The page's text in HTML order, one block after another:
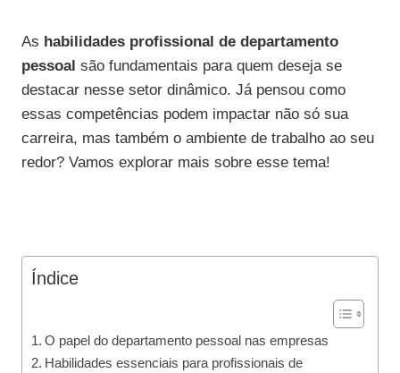
As habilidades profissional de departamento
pessoal são fundamentais para quem deseja se
destacar nesse setor dinâmico. Já pensou como
essas competências podem impactar não só sua
carreira, mas também o ambiente de trabalho ao seu
redor? Vamos explorar mais sobre esse tema!
Índice
O papel do departamento pessoal nas empresas
Habilidades essenciais para profissionais de